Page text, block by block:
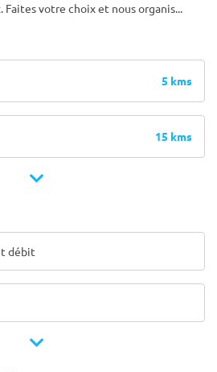
Faites votre choix et nous organis...
5 kms
15 kms
débit